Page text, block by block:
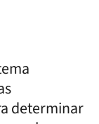
determinar